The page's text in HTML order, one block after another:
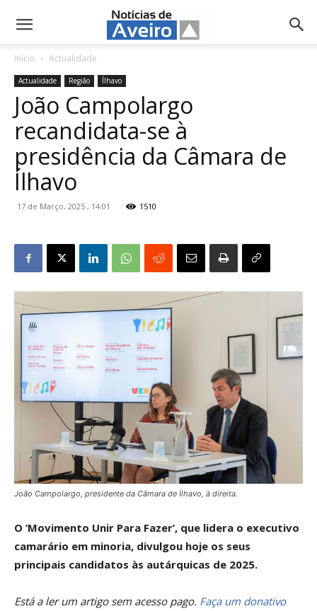
NotíciasdeAveiro.pt
Início Actualidade
Actualidade Região Ílhavo
João Campolargo
recandidata-se à
presidência da Câmara de
Ílhavo
17 de Março, 2025 , 14:01 1510
João Campolargo, presidente da Câmara de Ílhavo, à direita.
O ‘Movimento Unir Para Fazer’, que lidera o executivo
camarário em minoria, divulgou hoje os seus
principais candidatos às autárquicas de 2025.
Está a ler um artigo sem acesso pago. Faça um donativo